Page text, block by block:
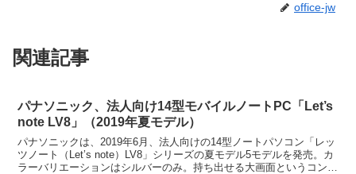
office-jw
関連記事
パナソニック、法人向け14型モバイルノートPC「Let’s
note LV8」（2019年夏モデル）
パナソニックは、2019年6月、法人向けの14型ノートパソコン「レッ
ツノート（Let’s note）LV8」シリーズの夏モデル5モデルを発売。カ
ラーバリエーションはシルバーのみ。持ち出せる大画面というコンセ